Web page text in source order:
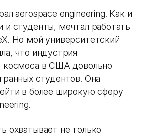
aerospace engineering. Как и
и студенты, мечтал работать
Но мой университетский
что индустрия
космоса в США довольно
студентов. Она
в более широкую сферу
охватывает не только